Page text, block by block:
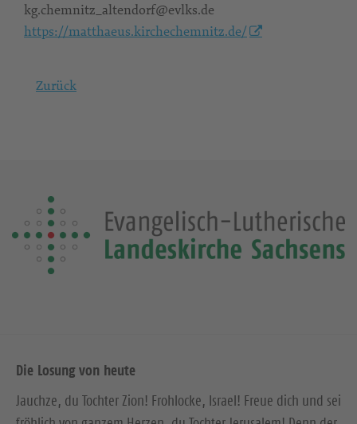
kg.chemnitz_altendorf@evlks.de
https://matthaeus.kirchechemnitz.de/
Zurück
Die Losung von heute
Jauchze, du Tochter Zion! Frohlocke, Israel! Freue dich und sei